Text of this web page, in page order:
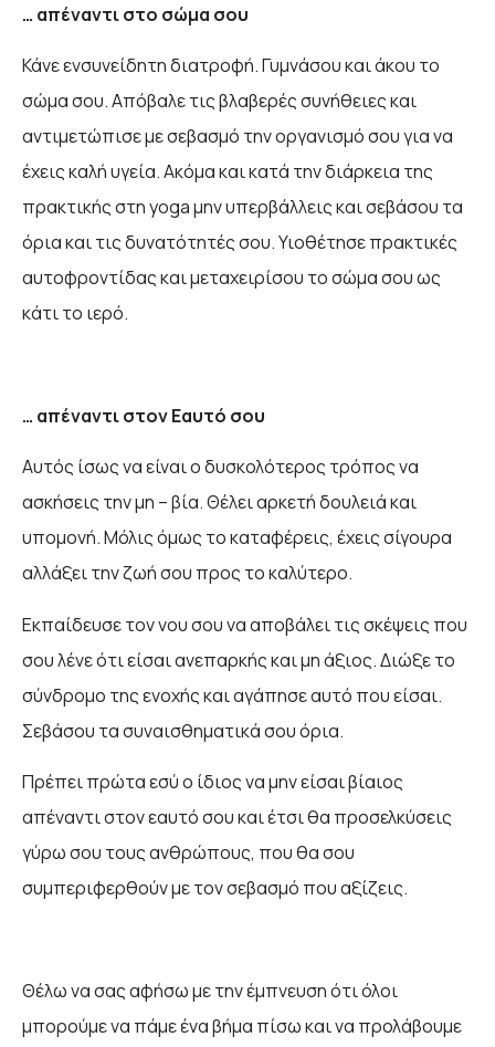
… απέναντι στο σώμα σου
Κάνε ενσυνείδητη διατροφή. Γυμνάσου και άκου το
σώμα σου. Απόβαλε τις βλαβερές συνήθειες και
αντιμετώπισε με σεβασμό την οργανισμό σου για να
έχεις καλή υγεία. Ακόμα και κατά την διάρκεια της
πρακτικής στη yoga μην υπερβάλλεις και σεβάσου τα
όρια και τις δυνατότητές σου. Υιοθέτησε πρακτικές
αυτοφροντίδας και μεταχειρίσου το σώμα σου ως
κάτι το ιερό.
… απέναντι στον Εαυτό σου
Αυτός ίσως να είναι ο δυσκολότερος τρόπος να
ασκήσεις την μη – βία. Θέλει αρκετή δουλειά και
υπομονή. Μόλις όμως το καταφέρεις, έχεις σίγουρα
αλλάξει την ζωή σου προς το καλύτερο.
Εκπαίδευσε τον νου σου να αποβάλει τις σκέψεις που
σου λένε ότι είσαι ανεπαρκής και μη άξιος. Διώξε το
σύνδρομο της ενοχής και αγάπησε αυτό που είσαι.
Σεβάσου τα συναισθηματικά σου όρια.
Πρέπει πρώτα εσύ ο ίδιος να μην είσαι βίαιος
απέναντι στον εαυτό σου και έτσι θα προσελκύσεις
γύρω σου τους ανθρώπους, που θα σου
συμπεριφερθούν με τον σεβασμό που αξίζεις.
Θέλω να σας αφήσω με την έμπνευση ότι όλοι
μπορούμε να πάμε ένα βήμα πίσω και να προλάβουμε